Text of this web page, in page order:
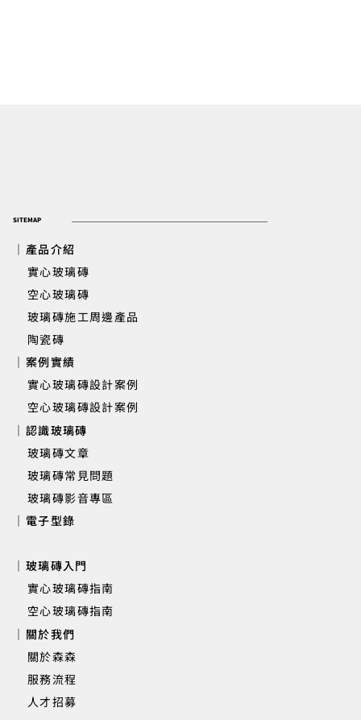
SITEMAP
｜產品介紹
實心玻璃磚
​ 空心玻璃磚
玻璃磚施工周邊產品
陶瓷磚
｜案例實績
實心玻璃磚設計案例
空心玻璃磚設計案例
｜認識玻璃磚
玻璃磚文章
玻璃磚常見問題
玻璃磚影音專區
｜電子型錄
｜玻璃磚入門
實心玻璃磚指南
空心玻璃磚指南
｜關於我們
關於森森
服務流程
人才招募